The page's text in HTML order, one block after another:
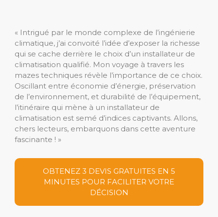
« Intrigué par le monde complexe de l’ingénierie
climatique, j’ai convoité l’idée d’exposer la richesse
qui se cache derrière le choix d’un installateur de
climatisation qualifié. Mon voyage à travers les
mazes techniques révèle l’importance de ce choix.
Oscillant entre économie d’énergie, préservation
de l’environnement, et durabilité de l’équipement,
l’itinéraire qui mène à un installateur de
climatisation est semé d’indices captivants. Allons,
chers lecteurs, embarquons dans cette aventure
fascinante ! »
OBTENEZ 3 DEVIS GRATUITES EN 5
MINUTES POUR FACILITER VOTRE
DÉCISION